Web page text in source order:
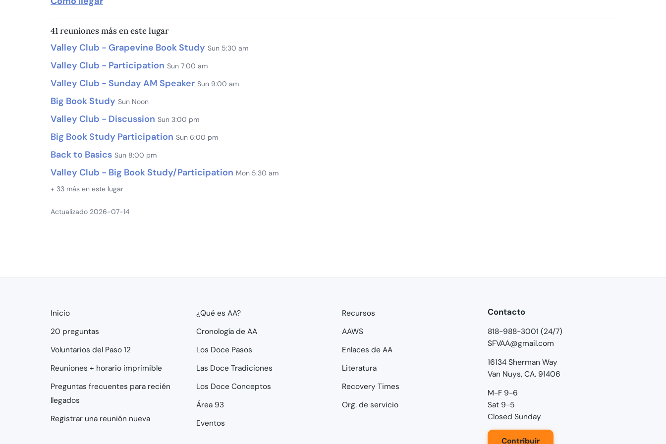
41 reuniones más en este lugar
Valley Club - Grapevine Book Study Sun 5:30 am
Valley Club - Participation Sun 7:00 am
Valley Club - Sunday AM Speaker Sun 9:00 am
Big Book Study Sun Noon
Valley Club - Discussion Sun 3:00 pm
Big Book Study Participation Sun 6:00 pm
Back to Basics Sun 8:00 pm
Valley Club - Big Book Study/Participation Mon 5:30 am
+ 33 más en este lugar
Actualizado 2026-07-14
Inicio
20 preguntas
Voluntarios del Paso 12
Reuniones + horario imprimible
Preguntas frecuentes para recién
llegados
Registrar una reunión nueva
¿Qué es AA?
Cronología de AA
Los Doce Pasos
Las Doce Tradiciones
Los Doce Conceptos
Área 93
Eventos
Recursos
AAWS
Enlaces de AA
Literatura
Recovery Times
Org. de servicio
Contacto
818-988-3001 (24/7)
SFVAA@gmail.com
16134 Sherman Way
Van Nuys, CA. 91406
M-F 9-6
Sat 9-5
Closed Sunday
Contribuir